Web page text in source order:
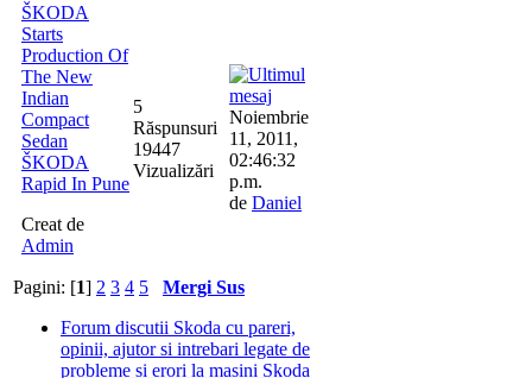
ŠKODA
Starts
Production Of
The New
Indian
Compact
Sedan
ŠKODA
Rapid In Pune
Creat de
Admin
5
Răspunsuri
19447
Vizualizări
Noiembrie
11, 2011,
02:46:32
p.m.
de Daniel
Pagini: [1] 2 3 4 5
Mergi Sus
Forum discutii Skoda cu pareri,
opinii, ajutor si intrebari legate de
probleme si erori la masini Skoda